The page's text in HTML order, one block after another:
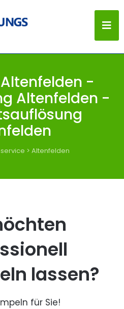
-
Altenfelden -
> Altenfelden
lassen?
für Sie!